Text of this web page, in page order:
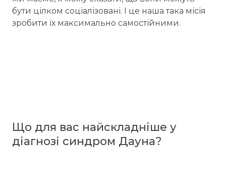
бути цілком соціалізовані. І це наша така місія
зробити їх максимально самостійними.
Що для вас найскладніше у
діагнозі синдром Дауна?